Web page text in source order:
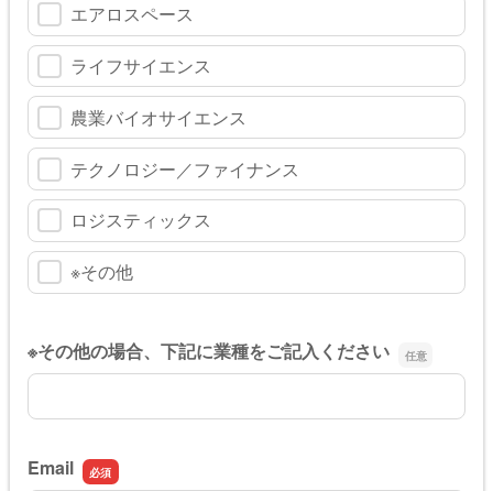
エアロスペース
ライフサイエンス
農業バイオサイエンス
テクノロジー／ファイナンス
ロジスティックス
※その他
※その他の場合、下記に業種をご記入ください
※その他の場合、下記に業種をご記入ください
Email